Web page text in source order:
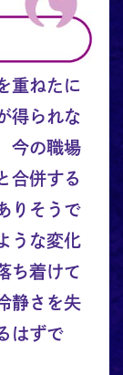
重ねたに
得られな
今の職場
合併する
りそうで
うな変化
ち着けて
静さを失
はずで